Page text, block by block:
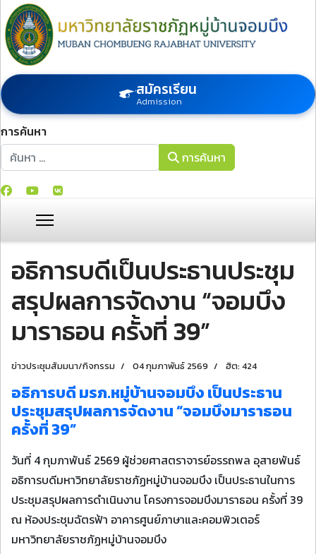
สมัครเรียน
Admission
การค้นหา
การค้นหา
การค้นหา
อธิการบดีเป็นประธานประชุม
สรุปผลการจัดงาน “จอมบึง
มาราธอน ครั้งที่ 39”
ข่าวประชุมสัมมนา/กิจกรรม 04 กุมภาพันธ์ 2569 ฮิต: 424
อธิการบดี มรภ.หมู่บ้านจอมบึง เป็นประธาน
ประชุมสรุปผลการจัดงาน “จอมบึงมาราธอน
ครั้งที่ 39”
วันที่ 4 กุมภาพันธ์ 2569 ผู้ช่วยศาสตราจารย์อรรถพล อุสายพันธ์
อธิการบดีมหาวิทยาลัยราชภัฏหมู่บ้านจอมบึง เป็นประธานในการ
ประชุมสรุปผลการดำเนินงาน โครงการจอมบึงมาราธอน ครั้งที่ 39
ณ ห้องประชุมฉัตรฟ้า อาคารศูนย์ภาษาและคอมพิวเตอร์
มหาวิทยาลัยราชภัฏหมู่บ้านจอมบึง